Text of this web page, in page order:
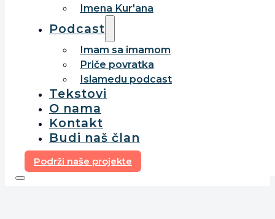
Imena Kur'ana
Podcast
Imam sa imamom
Priče povratka
Islamedu podcast
Tekstovi
O nama
Kontakt
Budi naš član
Podrži naše projekte